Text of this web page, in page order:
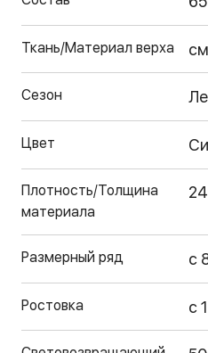
Ткань/Материал верха
Сезон
Цвет
Плотность/Толщина
материала
Размерный ряд с
Ростовка с